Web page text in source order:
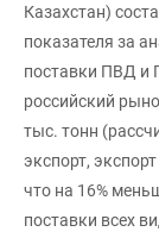
Казахстан)
показателя за
поставки ПВД и
российский
тыс. тонн
экспорт,
что на 16%
поставки всех